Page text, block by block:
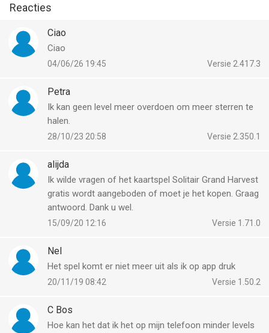
Privacyverklaring: https://www.playtika.com/privacy-notice/
--
Solitaire Grand Harvest van Supertreat is een app voor iPhone,
bevonden voor gebruikers met leeftijden vanaf
Informatie voor Solitaire Grand Harvestis het laatst vergeleken
op 6 Aug om 04:57.
Reacties
Ciao
Ciao
Versie 2.417.3
04/06/26 19:45
Petra
Ik kan geen level meer overdoen om meer sterren te
halen.
Versie 2.350.1
28/10/23 20:58
alijda
Ik wilde vragen of het kaartspel Solitair Grand Harvest
gratis wordt aangeboden of moet je het kopen. Graag
antwoord. Dank u wel.
Versie 1.71.0
15/09/20 12:16
Nel
Het spel komt er niet meer uit als ik op app druk
Versie 1.50.2
20/11/19 08:42
C Bos
Hoe kan het dat ik het op mijn telefoon minder levels